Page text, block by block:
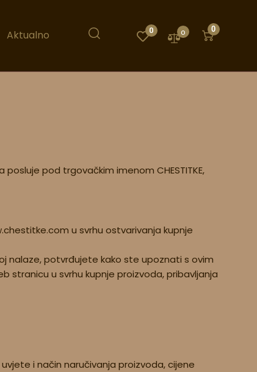
Aktualno 0 0 0
posluje pod trgovačkim imenom CHESTITKE,
u svrhu ostvarivanja kupnje
nalaze, potvrđujete kako ste upoznati s ovim
stranicu u svrhu kupnje proizvoda, pribavljanja
i način naručivanja proizvoda, cijene